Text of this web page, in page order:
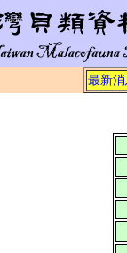
最新消